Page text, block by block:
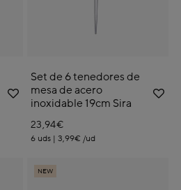
Set de 6 tenedores de
mesa de acero
inoxidable 19cm Sira
23,94€
6 uds | 3,99€ /ud
NEW